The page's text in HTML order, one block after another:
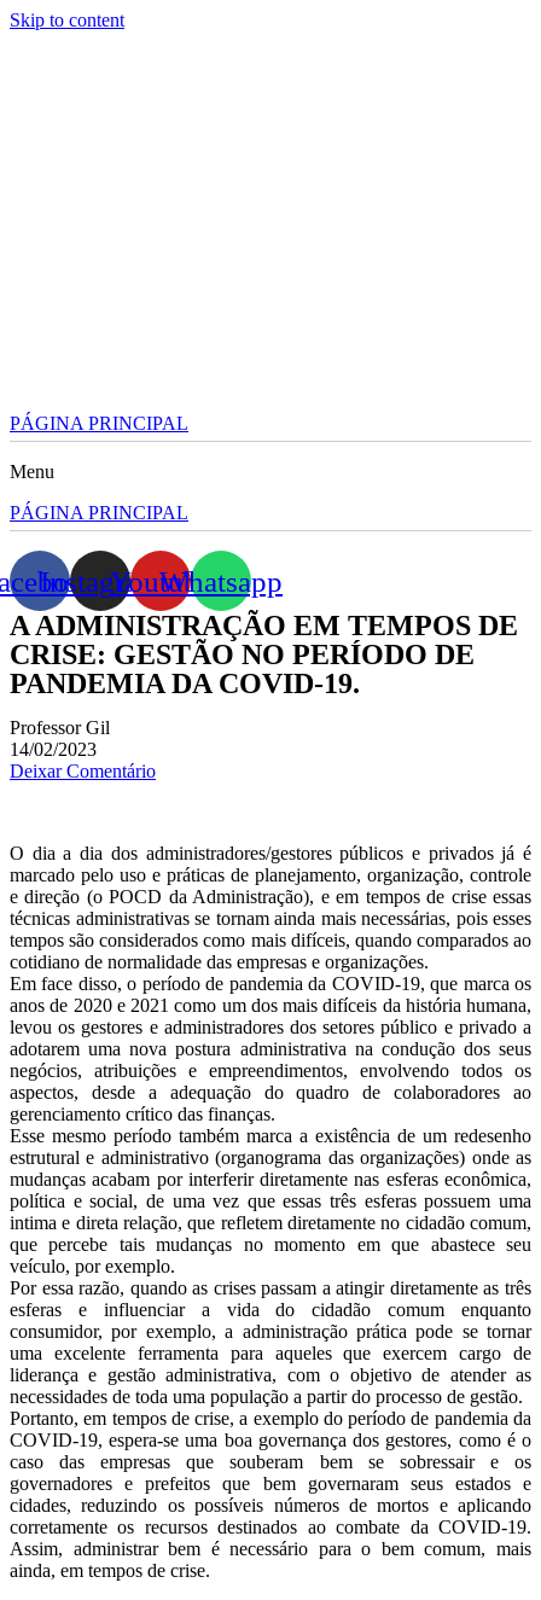
Skip to content
PÁGINA PRINCIPAL
Menu
PÁGINA PRINCIPAL
InstagramYoutubeWhatsapp
A ADMINISTRAÇÃO EM TEMPOS DE
CRISE: GESTÃO NO PERÍODO DE
PANDEMIA DA COVID-19.
Professor Gil
14/02/2023
Deixar Comentário
O dia a dia dos administradores/gestores públicos e privados já é
marcado pelo uso e práticas de planejamento, organização, controle
e direção (o POCD da Administração), e em tempos de crise essas
técnicas administrativas se tornam ainda mais necessárias, pois esses
tempos são considerados como mais difíceis, quando comparados ao
cotidiano de normalidade das empresas e organizações.
Em face disso, o período de pandemia da COVID-19, que marca os
anos de 2020 e 2021 como um dos mais difíceis da história humana,
levou os gestores e administradores dos setores público e privado a
adotarem uma nova postura administrativa na condução dos seus
negócios, atribuições e empreendimentos, envolvendo todos os
aspectos, desde a adequação do quadro de colaboradores ao
gerenciamento crítico das finanças.
Esse mesmo período também marca a existência de um redesenho
estrutural e administrativo (organograma das organizações) onde as
mudanças acabam por interferir diretamente nas esferas econômica,
política e social, de uma vez que essas três esferas possuem uma
intima e direta relação, que refletem diretamente no cidadão comum,
que percebe tais mudanças no momento em que abastece seu
veículo, por exemplo.
Por essa razão, quando as crises passam a atingir diretamente as três
esferas e influenciar a vida do cidadão comum enquanto
consumidor, por exemplo, a administração prática pode se tornar
uma excelente ferramenta para aqueles que exercem cargo de
liderança e gestão administrativa, com o objetivo de atender as
necessidades de toda uma população a partir do processo de gestão.
Portanto, em tempos de crise, a exemplo do período de pandemia da
COVID-19, espera-se uma boa governança dos gestores, como é o
caso das empresas que souberam bem se sobressair e os
governadores e prefeitos que bem governaram seus estados e
cidades, reduzindo os possíveis números de mortos e aplicando
corretamente os recursos destinados ao combate da COVID-19.
Assim, administrar bem é necessário para o bem comum, mais
ainda, em tempos de crise.